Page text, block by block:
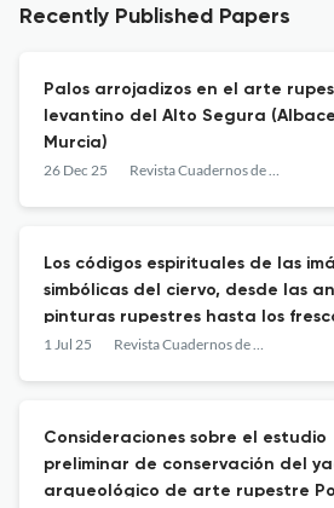
Recently Published Papers
Palos arrojadizos en el arte
levantino del Alto Segura
Murcia)
26 Dec 25 Revista Cuadernos de Arte Prehistorico
Los códigos espirituales de las
simbólicas del ciervo, desde las
pinturas rupestres hasta los
bronces y porcelanas de China y
1 Jul 25 Revista Cuadernos de Arte Prehistorico
Consideraciones sobre el estudio
preliminar de conservación del
arqueológico de arte rupestre